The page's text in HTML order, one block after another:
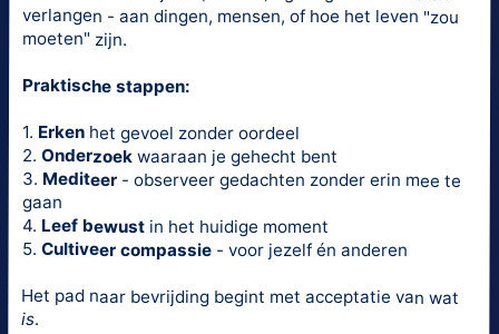
verlangen - aan dingen, mensen, of hoe het leven "zou
moeten" zijn.
Praktische stappen:
1. Erkenhet gevoel zonder oordeel
2. Onderzoekwaaraan je gehecht bent
3. Mediteer- observeer gedachten zonder erin mee te
gaan
4. Leef bewustin het huidige moment
5. Cultiveer compassie- voor jezelf én anderen
Het pad naar bevrijding begint met acceptatie van wat
is.